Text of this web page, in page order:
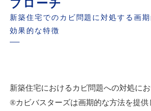
プローチ
新築住宅でのカビ問題に対処する画
効果的な特徴
新築住宅におけるカビ問題への対処に
®カビバスターズは画期的な方法を提供